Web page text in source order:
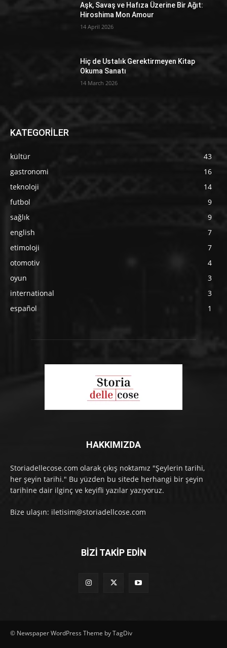
Aşk, Savaş ve Hafıza Üzerine Bir Ağıt:
Hiroshima Mon Amour
14 April 2026
Hiç de Ustalık Gerektirmeyen Kitap
Okuma Sanatı
14 March 2026
KATEGORİLER
kültür
43
gastronomi
16
teknoloji
14
futbol
9
sağlık
9
english
7
etimoloji
7
otomotiv
4
oyun
3
international
3
español
1
HAKKIMIZDA
Storiadellecose.com olarak çıkış noktamız "Şeylerin tarihi,
her şeyin tarihi." Bu yüzden bu sitede herhangi bir şeyin
tarihine dair ilginç ve keyifli yazılar yazıyoruz.
Bize ulaşın: iletisim@storiadellcose.com
BİZİ TAKİP EDİN
© Newspaper WordPress Theme by TagDiv